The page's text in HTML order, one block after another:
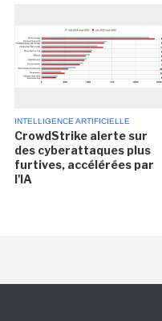
INTELLIGENCE ARTIFICIELLE
CrowdStrike alerte sur
des cyberattaques plus
furtives, accélérées par
l'IA